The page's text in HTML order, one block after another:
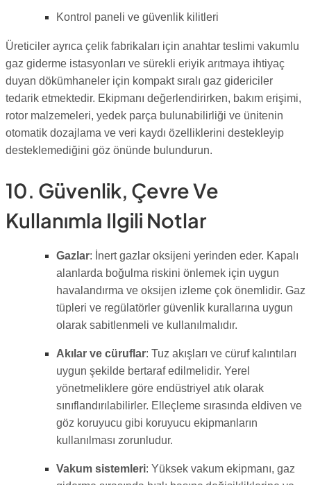
Kontrol paneli ve güvenlik kilitleri
Üreticiler ayrıca çelik fabrikaları için anahtar teslimi vakumlu
gaz giderme istasyonları ve sürekli eriyik arıtmaya ihtiyaç
duyan dökümhaneler için kompakt sıralı gaz gidericiler
tedarik etmektedir. Ekipmanı değerlendirirken, bakım erişimi,
rotor malzemeleri, yedek parça bulunabilirliği ve ünitenin
otomatik dozajlama ve veri kaydı özelliklerini destekleyip
desteklemediğini göz önünde bulundurun.
10. Güvenlik, Çevre Ve
Kullanımla Ilgili Notlar
Gazlar: İnert gazlar oksijeni yerinden eder. Kapalı
alanlarda boğulma riskini önlemek için uygun
havalandırma ve oksijen izleme çok önemlidir. Gaz
tüpleri ve regülatörler güvenlik kurallarına uygun
olarak sabitlenmeli ve kullanılmalıdır.
Akılar ve cüruflar: Tuz akışları ve cüruf kalıntıları
uygun şekilde bertaraf edilmelidir. Yerel
yönetmeliklere göre endüstriyel atık olarak
sınıflandırılabilirler. Elleçleme sırasında eldiven ve
göz koruyucu gibi koruyucu ekipmanların
kullanılması zorunludur.
Vakum sistemleri: Yüksek vakum ekipmanı, gaz